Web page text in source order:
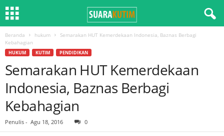
Beranda hukum
Semarakan HUT Kemerdekaan Indonesia, Baznas Berbagi
Kebahagian
HUKUM KUTIM PENDIDIKAN
Semarakan HUT Kemerdekaan
Indonesia, Baznas Berbagi
Kebahagian
Penulis - Agu 18, 2016 0